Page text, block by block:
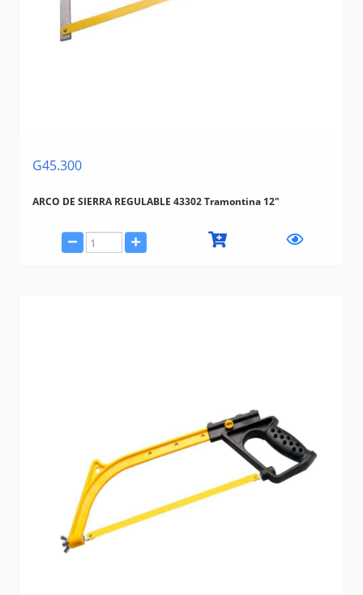
G45.300
ARCO DE SIERRA REGULABLE 43302 Tramontina 12"